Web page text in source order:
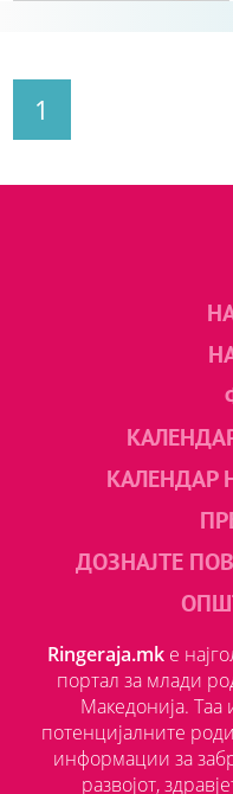
1
КАЛЕНДАР
ДОЗНАЈТЕ
Ringeraja.mk е
портал за млади
Македонија.
потенцијалните
информации за
развојот,